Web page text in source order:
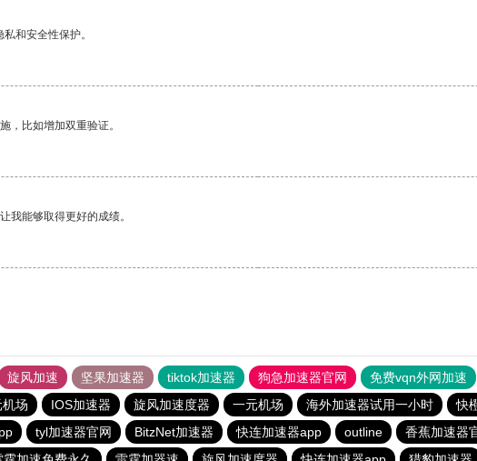
和安全性保护。
，比如增加双重验证。
我能够取得更好的成绩。
旋风加速 坚果加速器 tiktok加速器 狗急加速器官网 免费vqn外网加速
场 IOS加速器 旋风加速度器 一元机场 海外加速器试用一小时 快
tyl加速器官网 BitzNet加速器 快连加速器app outline 香蕉加速器